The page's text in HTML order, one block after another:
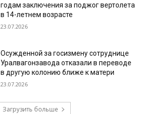
годам заключения за поджог вертолета
в 14-летнем возрасте
23.07.2026
Осужденной за госизмену сотруднице
Уралвагонзавода отказали в переводе
в другую колонию ближе к матери
23.07.2026
Загрузить больше